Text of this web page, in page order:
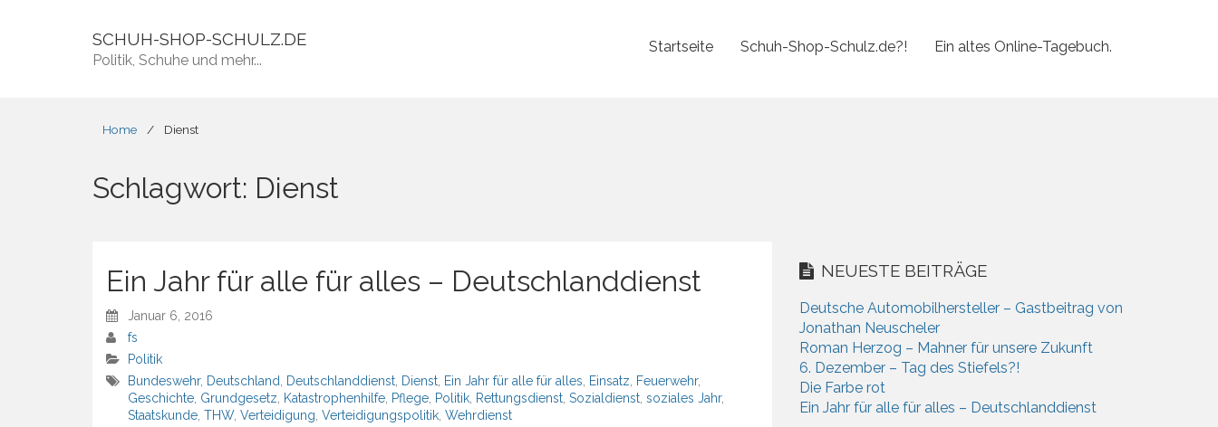
Startseite Schuh-Shop-Schulz.de?! Ein altes Online-Tagebuch.
SCHUH-SHOP-SCHULZ.DE
Politik, Schuhe und mehr...
Home / Dienst
Schlagwort: Dienst
Ein Jahr für alle für alles – Deutschlanddienst
Januar 6, 2016
fs
Politik
Bundeswehr, Deutschland Deutschlanddienst Dienst Ein Jahr für alle für alles Einsatz Feuerwehr,
Geschichte Grundgesetz Katastrophenhilfe Pflege Politik Rettungsdienst Sozialdienst soziales Jahr,
Staatskunde THW, Verteidigung Verteidigungspolitik Wehrdienst
NEUESTE BEITRÄGE
Deutsche Automobilhersteller – Gastbeitrag von
Jonathan Neuscheler
Roman Herzog – Mahner für unsere Zukunft
6. Dezember – Tag des Stiefels?!
Die Farbe rot
Ein Jahr für alle für alles – Deutschlanddienst